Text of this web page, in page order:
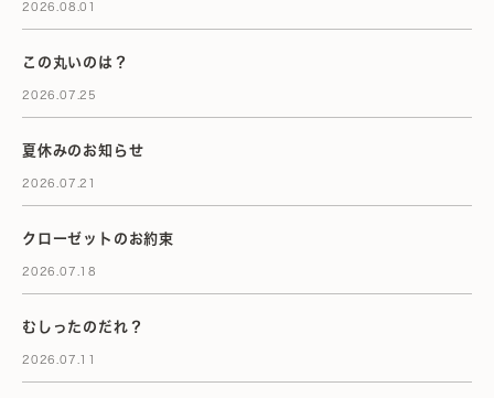
2026.08.01
この丸いのは？
2026.07.25
夏休みのお知らせ
2026.07.21
クローゼットのお約束
2026.07.18
むしったのだれ？
2026.07.11